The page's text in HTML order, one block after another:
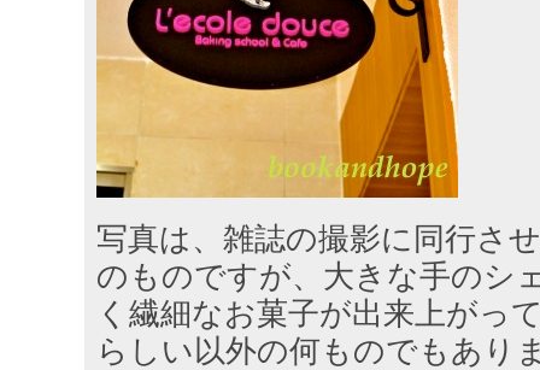
写真は、雑誌の撮影に同行さ
のものですが、大きな手のシ
く繊細なお菓子が出来上がっ
らしい以外の何ものでもあり